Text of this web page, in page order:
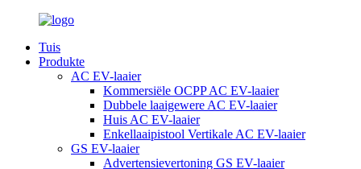
Tuis
Produkte
AC EV-laaier
Kommersiële OCPP AC EV-laaier
Dubbele laaigewere AC EV-laaier
Huis AC EV-laaier
Enkellaaipistool Vertikale AC EV-laaier
GS EV-laaier
Advertensievertoning GS EV-laaier